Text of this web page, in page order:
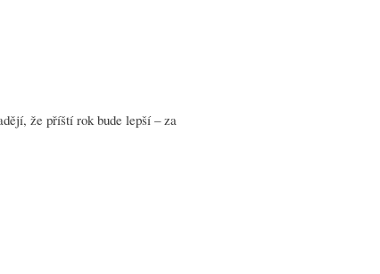
že příští rok bude lepší – za